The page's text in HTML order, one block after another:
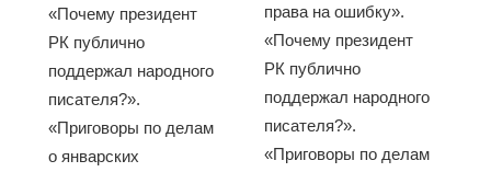
«Почему президент
РК публично
поддержал народного
писателя?».
«Приговоры по делам
о январских
права на ошибку».
«Почему президент
РК публично
поддержал народного
писателя?».
«Приговоры по делам